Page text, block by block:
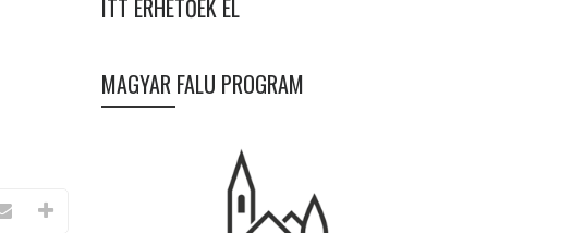
ITT ÉRHETŐEK EL
MAGYAR FALU PROGRAM